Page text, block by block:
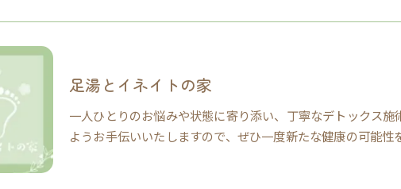
足湯とイネイトの家
一人ひとりのお悩みや状態に寄り添い、丁寧なデトックス
ようお手伝いいたしますので、ぜひ一度新たな健康の可能性